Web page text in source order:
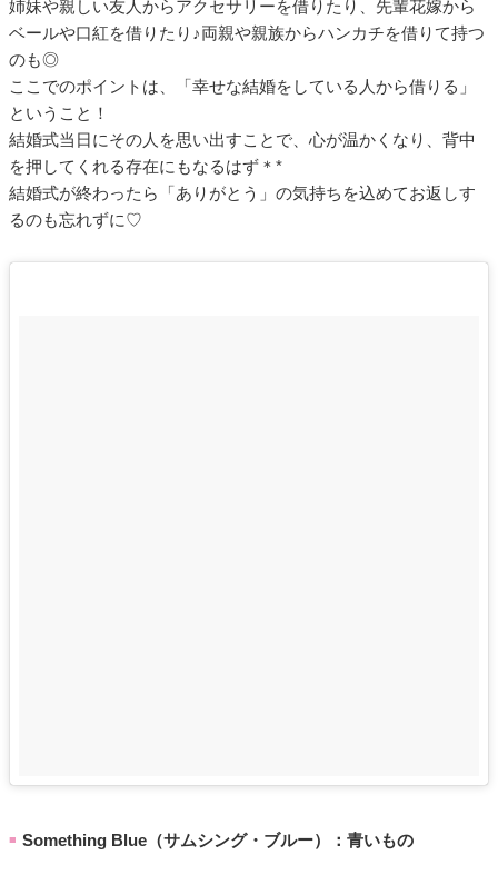
姉妹や親しい友人からアクセサリーを借りたり、先輩花嫁から
ベールや口紅を借りたり♪両親や親族からハンカチを借りて持つ
のも◎
ここでのポイントは、「幸せな結婚をしている人から借りる」
ということ！
結婚式当日にその人を思い出すことで、心が温かくなり、背中
を押してくれる存在にもなるはず＊*
結婚式が終わったら「ありがとう」の気持ちを込めてお返しす
るのも忘れずに♡
■ Something Blue（サムシング・ブルー）：青いもの